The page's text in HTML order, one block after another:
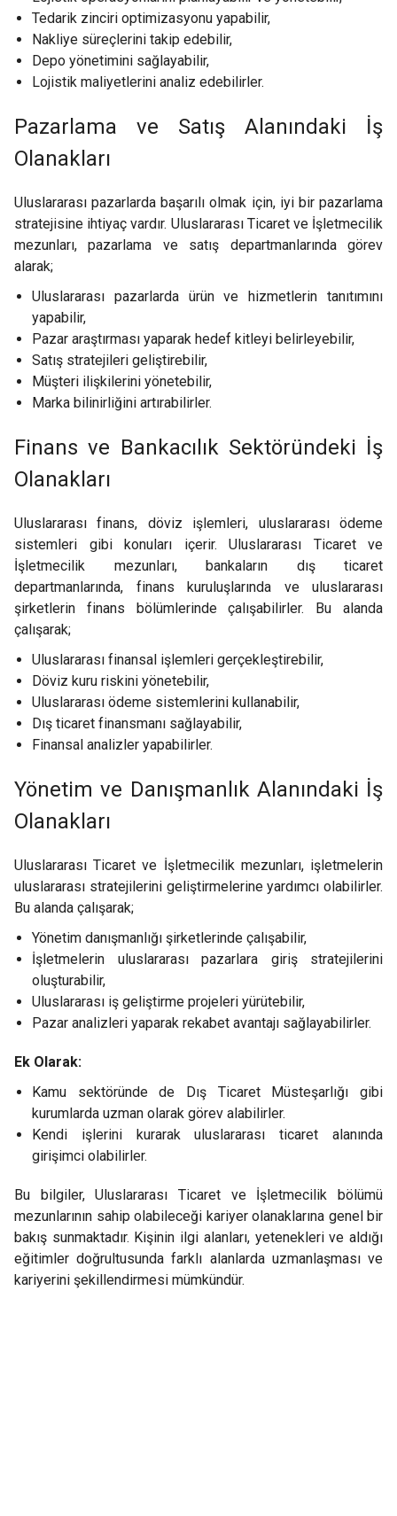
Tedarik zinciri optimizasyonu yapabilir,
Nakliye süreçlerini takip edebilir,
Depo yönetimini sağlayabilir,
Lojistik maliyetlerini analiz edebilirler.
Pazarlama ve Satış Alanındaki İş
Olanakları
Uluslararası pazarlarda başarılı olmak için, iyi bir pazarlama
stratejisine ihtiyaç vardır. Uluslararası Ticaret ve İşletmecilik
mezunları, pazarlama ve satış departmanlarında görev
alarak;
Uluslararası pazarlarda ürün ve hizmetlerin tanıtımını
yapabilir,
Pazar araştırması yaparak hedef kitleyi belirleyebilir,
Satış stratejileri geliştirebilir,
Müşteri ilişkilerini yönetebilir,
Marka bilinirliğini artırabilirler.
Finans ve Bankacılık Sektöründeki İş
Olanakları
Uluslararası finans, döviz işlemleri, uluslararası ödeme
sistemleri gibi konuları içerir. Uluslararası Ticaret ve
İşletmecilik mezunları, bankaların dış ticaret
departmanlarında, finans kuruluşlarında ve uluslararası
şirketlerin finans bölümlerinde çalışabilirler. Bu alanda
çalışarak;
Uluslararası finansal işlemleri gerçekleştirebilir,
Döviz kuru riskini yönetebilir,
Uluslararası ödeme sistemlerini kullanabilir,
Dış ticaret finansmanı sağlayabilir,
Finansal analizler yapabilirler.
Yönetim ve Danışmanlık Alanındaki İş
Olanakları
Uluslararası Ticaret ve İşletmecilik mezunları, işletmelerin
uluslararası stratejilerini geliştirmelerine yardımcı olabilirler.
Bu alanda çalışarak;
Yönetim danışmanlığı şirketlerinde çalışabilir,
İşletmelerin uluslararası pazarlara giriş stratejilerini
oluşturabilir,
Uluslararası iş geliştirme projeleri yürütebilir,
Pazar analizleri yaparak rekabet avantajı sağlayabilirler.
Ek Olarak:
Kamu sektöründe de Dış Ticaret Müsteşarlığı gibi
kurumlarda uzman olarak görev alabilirler.
Kendi işlerini kurarak uluslararası ticaret alanında
girişimci olabilirler.
Bu bilgiler, Uluslararası Ticaret ve İşletmecilik bölümü
mezunlarının sahip olabileceği kariyer olanaklarına genel bir
bakış sunmaktadır. Kişinin ilgi alanları, yetenekleri ve aldığı
eğitimler doğrultusunda farklı alanlarda uzmanlaşması ve
kariyerini şekillendirmesi mümkündür.